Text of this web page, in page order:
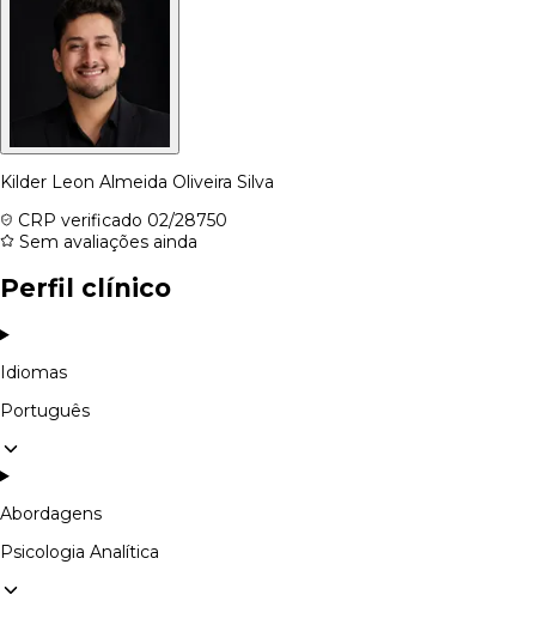
Kilder Leon Almeida Oliveira Silva
CRP verificado 02/28750
Sem avaliações ainda
Perfil clínico
Idiomas
Português
Abordagens
Psicologia Analítica